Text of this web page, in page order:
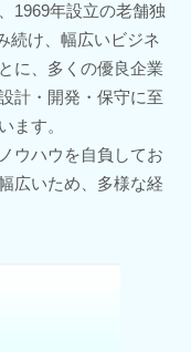
1969年設立の老舗独
続け、幅広いビジネ
に、多くの優良企業
計・開発・保守に至
ます。
ウハウを自負してお
広いため、多様な経